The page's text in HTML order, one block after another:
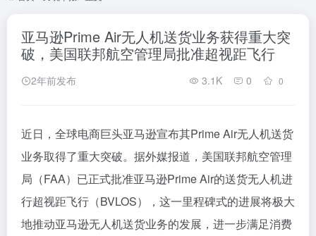
亚马逊Prime Air无人机送货业务获得重大突
破，美国联邦航空管理局批准超视距飞行
2年前发布 3.1K 0 0
近日，全球电商巨头亚马逊宣布其Prime Air无人机送货
业务取得了重大突破。据外媒报道，美国联邦航空管理
局（FAA）已正式批准亚马逊Prime Air的送货无人机进
行超视距飞行（BVLOS），这一里程碑式的进展将极大
地推动亚马逊无人机送货业务的发展，进一步满足消费